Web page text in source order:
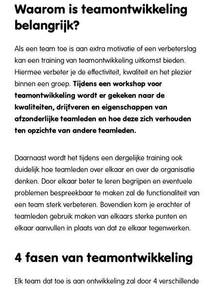
Waarom is teamontwikkeling
belangrijk?
Als een team toe is aan extra motivatie of een verbeterslag
kan een training van teamontwikkeling uitkomst bieden.
Hiermee verbeter je de effectiviteit, kwaliteit en het plezier
binnen een groep. Tijdens een workshop voor
teamontwikkeling wordt er gekeken naar de
kwaliteiten, drijfveren en eigenschappen van
afzonderlijke teamleden en hoe deze zich verhouden
ten opzichte van andere teamleden.
Daarnaast wordt het tijdens een dergelijke training ook
duidelijk hoe teamleden over elkaar en over de organisatie
denken. Door elkaar beter te leren begrijpen en eventuele
problemen bespreekbaar te maken zal de functionaliteit van
een team sterk verbeteren. Bovendien kom je erachter of
teamleden gebruik maken van elkaars sterke punten en
elkaar aanvullen in plaats van dat ze elkaar tegenwerken.
4 fasen van teamontwikkeling
Elk team dat toe is aan ontwikkeling zal door 4 verschillende